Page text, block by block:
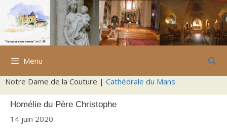
Aller
contenu
Menu
Notre Dame de la Couture | Cathédrale du Mans
Homélie du Père Christophe
14 juin 2020